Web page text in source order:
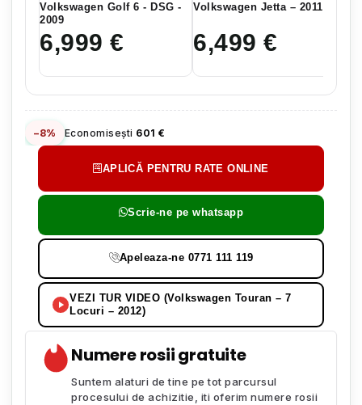
Volkswagen Golf 6 - DSG -
2009
6,999 €
Volkswagen Jetta – 2011
6,499 €
−8% Economisești 601 €
APLICĂ PENTRU RATE ONLINE
Scrie-ne pe whatsapp
Apeleaza-ne 0771 111 119
VEZI TUR VIDEO (Volkswagen Touran – 7
Locuri – 2012)
Numere rosii gratuite
Suntem alaturi de tine pe tot parcursul
procesului de achizitie, iti oferim numere rosii